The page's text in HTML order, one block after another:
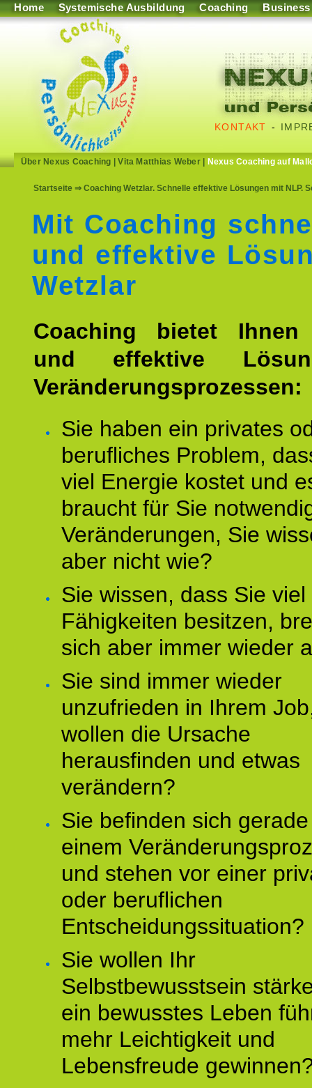
Home Systemische Ausbildung Coaching Business
KONTAKT -
Über Nexus Coaching |Vita Matthias Weber| Nexus Coaching auf
Startseite ⇒ Coaching Wetzlar. Schnelle effektive Lösungen mit NLP.
Mit Coaching
und effektive
Wetzlar
Coaching bietet Ihnen
und effektive
Veränderungsprozessen:
Sie haben ein privates
berufliches Problem,
viel Energie kostet und
braucht für Sie
Veränderungen, Sie
aber nicht wie?
Sie wissen, dass Sie
Fähigkeiten besitzen,
sich aber immer wieder
Sie sind immer wieder
unzufrieden in Ihrem
wollen die Ursache
herausfinden und etwas
verändern?
Sie befinden sich
einem
und stehen vor einer
oder beruflichen
Entscheidungssituation?
Sie wollen Ihr
Selbstbewusstsein
ein bewusstes Leben
mehr Leichtigkeit und
Lebensfreude